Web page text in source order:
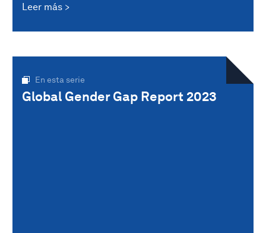
Leer más
En esta serie
Global Gender Gap Report 2023